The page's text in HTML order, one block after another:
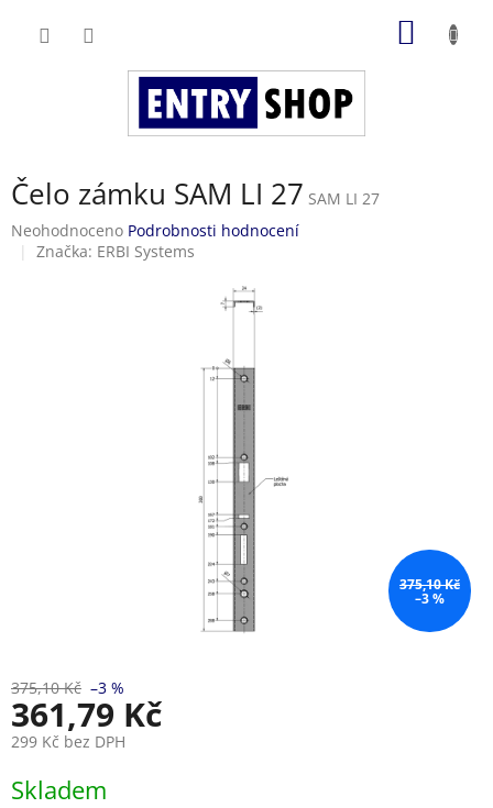
Čelo zámku SAM LI 27 SAM LI 27
Průměrné
hodnocení
Neohodnoceno Podrobnosti hodnocení
Značka: ERBI Systems
375,10 Kč
–3 %
375,10 Kč –3 %
361,79 Kč
299 Kč bez DPH
cena:
Skladem